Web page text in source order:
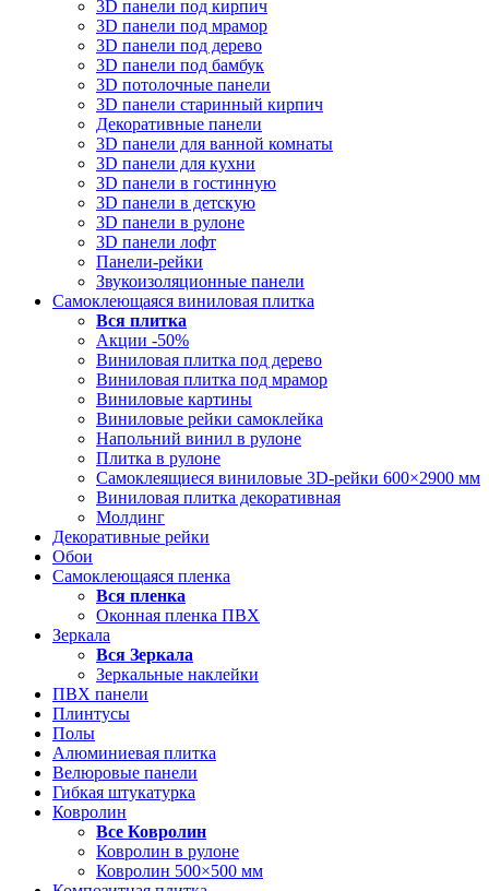
3D панели под кирпич
3D панели под мрамор
3D панели под дерево
3D панели под бамбук
3D потолочные панели
3D панели старинный кирпич
Декоративные панели
3D панели для ванной комнаты
3D панели для кухни
3D панели в гостинную
3D панели в детскую
3D панели в рулоне
3D панели лофт
Панели-рейки
Звукоизоляционные панели
Самоклеющаяся виниловая плитка
Вся плитка
Акции -50%
Виниловая плитка под дерево
Виниловая плитка под мрамор
Виниловые картины
Виниловые рейки самоклейка
Напольний винил в рулоне
Плитка в рулоне
Самоклеящиеся виниловые 3D‑рейки 600×2900 мм
Виниловая плитка декоративная
Молдинг
Декоративные рейки
Обои
Самоклеющаяся пленка
Вся пленка
Оконная пленка ПВХ
Зеркала
Вся Зеркала
Зеркальные наклейки
ПВХ панели
Плинтусы
Полы
Алюминиевая плитка
Велюровые панели
Гибкая штукатурка
Ковролин
Все Ковролин
Ковролин в рулоне
Ковролин 500×500 мм